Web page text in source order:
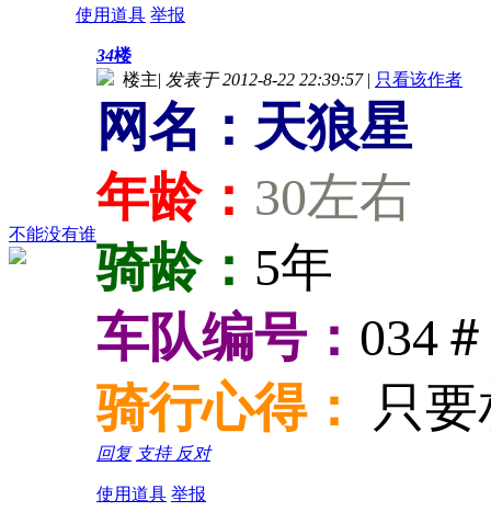
使用道具 举报
不能没有谁
34楼
楼主| 发表于 2012-8-22 22:39:57 | 只看该作者
网名：天狼星
年龄： 30左右
骑龄： 5年
车队编号： 034＃
骑行心得：
只
回复 支持 反对
使用道具 举报